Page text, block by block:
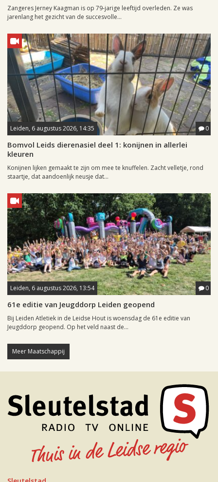
Zangeres Jerney Kaagman is op 79-jarige leeftijd overleden. Ze was
jarenlang het gezicht van de succesvolle...
Leiden, 6 augustus 2026, 14:35 0
Bomvol Leids dierenasiel deel 1: konijnen in allerlei
kleuren
Konijnen lijken gemaakt te zijn om mee te knuffelen. Zacht velletje, rond
staartje, dat aandoenlijk neusje dat...
Leiden, 6 augustus 2026, 13:54 0
61e editie van Jeugddorp Leiden geopend
Bij Leiden Atletiek in de Leidse Hout is woensdag de 61e editie van
Jeugddorp geopend. Op het veld naast de...
Meer Maatschappij